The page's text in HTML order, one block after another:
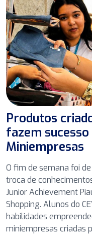
Produtos
fazem sucesso
Miniempresas
O fim de semana foi
troca de
Junior Achievement
Shopping. Alunos do
habilidades
miniempresas criadas